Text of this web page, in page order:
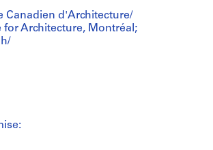
Canadien d'Architecture/
for Architecture, Montréal;